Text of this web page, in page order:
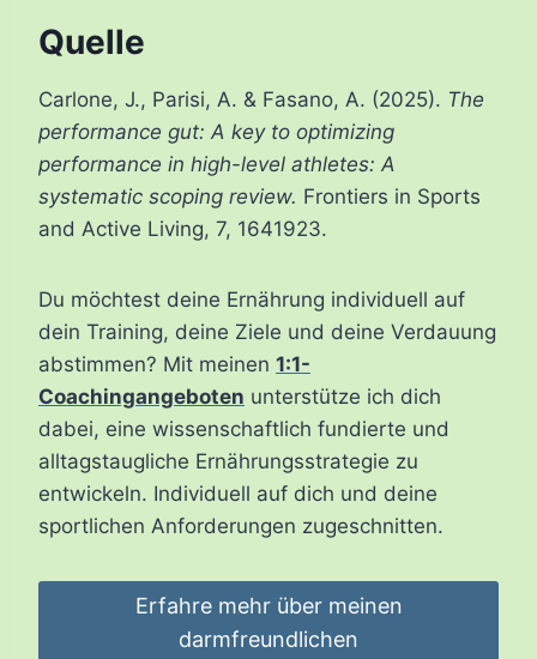
Quelle
Carlone, J., Parisi, A. & Fasano, A. (2025). The
performance gut: A key to optimizing
performance in high-level athletes: A
systematic scoping review. Frontiers in Sports
and Active Living, 7, 1641923.
Du möchtest deine Ernährung individuell auf
dein Training, deine Ziele und deine Verdauung
abstimmen? Mit meinen 1:1-
Coachingangeboten unterstütze ich dich
dabei, eine wissenschaftlich fundierte und
alltagstaugliche Ernährungsstrategie zu
entwickeln. Individuell auf dich und deine
sportlichen Anforderungen zugeschnitten.
Erfahre mehr über meinen
darmfreundlichen